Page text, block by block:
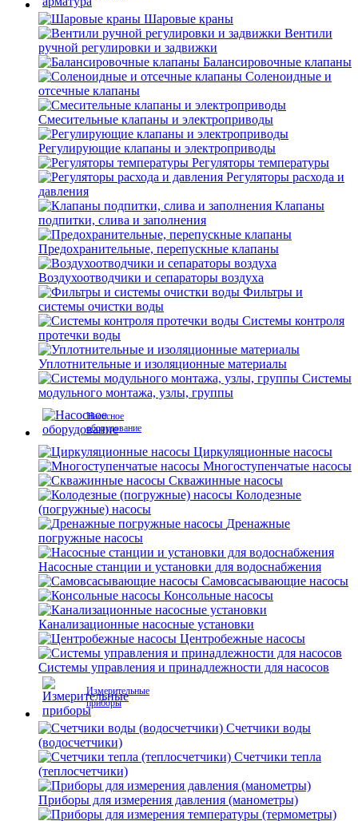
Шаровые краны
Вентили
ручной регулировки и задвижки
Балансировочные клапаны
Соленоидные и
отсечные клапаны
Смесительные клапаны и электроприводы
Регулирующие клапаны и электроприводы
Регуляторы температуры
Регуляторы расхода и
давления
Клапаны
подпитки, слива и заполнения
Предохранительные, перепускные клапаны
Воздухоотводчики и сепараторы воздуха
Фильтры и
системы очистки воды
Системы контроля
протечки воды
Уплотнительные и изоляционные материалы
Системы
модульного монтажа, узлы, группы
Насосное
оборудование
Циркуляционные насосы
Многоступенчатые насосы
Скважинные насосы
Колодезные
(погружные) насосы
Дренажные
погружные насосы
Насосные станции и установки для водоснабжения
Самовсасывающие насосы
Консольные насосы
Канализационные насосные установки
Центробежные насосы
Системы управления и принадлежности для насосов
Измерительные
приборы
Счетчики воды
(водосчетчики)
Счетчики тепла
(теплосчетчики)
Приборы для измерения давления (манометры)